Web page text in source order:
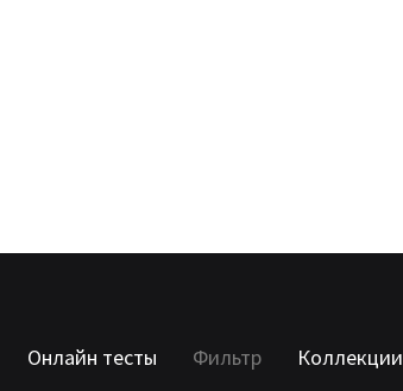
Онлайн тесты Фильтр Коллекции